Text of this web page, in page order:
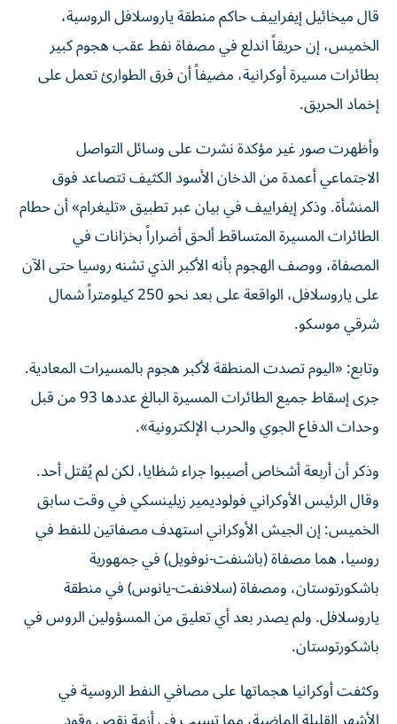
قال ميخائيل إيفراييف حاكم منطقة ياروسلافل الروسية،
الخميس، إن حريقاً اندلع ‌في مصفاة نفط عقب هجوم كبير
بطائرات مسيرة ​أوكرانية، مضيفاً ⁠أن فرق الطوارئ تعمل على
إخماد ‌الحريق.
وأظهرت صور غير مؤكدة ‌نشرت على وسائل التواصل
الاجتماعي أعمدة من الدخان الأسود الكثيف تتصاعد فوق
المنشأة. وذكر إيفراييف في بيان ‌عبر تطبيق «تليغرام» أن حطام
الطائرات المسيرة المتساقط ألحق ⁠أضراراً بخزانات في
المصفاة، ووصف الهجوم بأنه الأكبر الذي تشنه روسيا حتى الآن
على ياروسلافل، الواقعة على بعد نحو 250 كيلومتراً شمال
شرقي موسكو.
وتابع: «اليوم تصدت المنطقة لأكبر هجوم بالمسيرات المعادية.
جرى إسقاط جميع الطائرات ​المسيرة البالغ عددها 93 من قبل
وحدات ‌الدفاع الجوي والحرب الإلكترونية».
وذكر أن أربعة أشخاص أصيبوا جراء شظايا، لكن لم يُقتل أحد.
وقال الرئيس الأوكراني ⁠فولوديمير زيلينسكي في وقت سابق
الخميس: إن الجيش الأوكراني استهدف مصفاتين للنفط في
روسيا، هما مصفاة (باشنفت-نوفويل) ​في جمهورية
‌باشكورتوستان، ومصفاة (سلافنفت-يانوس) في منطقة
ياروسلافل. ولم يصدر بعد ‌أي تعليق من المسؤولين الروس في
باشكورتوستان.
وكثفت أوكرانيا هجماتها على مصافي النفط الروسية في